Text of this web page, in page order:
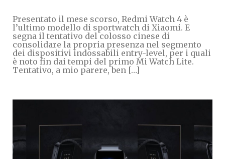
Presentato il mese scorso, Redmi Watch 4 è
l’ultimo modello di sportwatch di Xiaomi. E
segna il tentativo del colosso cinese di
consolidare la propria presenza nel segmento
dei dispositivi indossabili entry-level, per i quali
è noto fin dai tempi del primo Mi Watch Lite.
Tentativo, a mio parere, ben […]